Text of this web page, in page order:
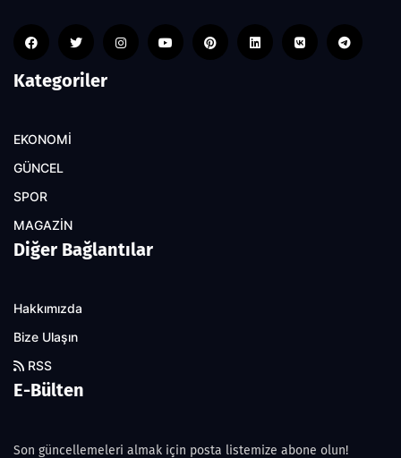
Kategoriler
EKONOMİ
GÜNCEL
SPOR
MAGAZİN
Diğer Bağlantılar
Hakkımızda
Bize Ulaşın
RSS
E-Bülten
Son güncellemeleri almak için posta listemize abone olun!